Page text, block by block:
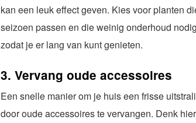
kan een leuk effect geven. Kies voor planten
seizoen passen en die weinig onderhoud
zodat je er lang van kunt genieten.
3. Vervang oude accessoires
Een snelle manier om je huis een frisse
door oude accessoires te vervangen. Denk